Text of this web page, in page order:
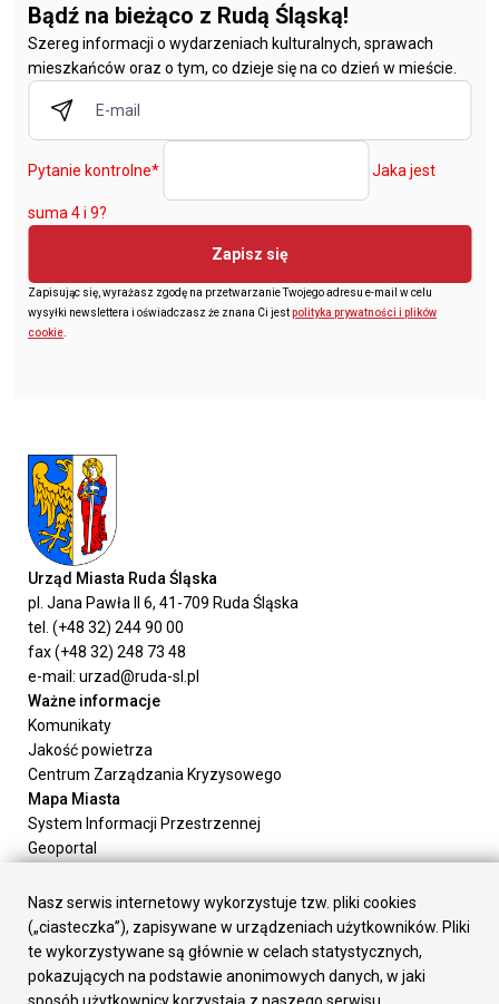
Bądź na bieżąco z Rudą Śląską!
Szereg informacji o wydarzeniach kulturalnych, sprawach
mieszkańców oraz o tym, co dzieje się na co dzień w mieście.
Pytanie kontrolne* Jaka jest
suma 4 i 9?
Zapisz się
Zapisując się, wyrażasz zgodę na przetwarzanie Twojego adresu e-mail w celu
wysyłki newslettera i oświadczasz że znana Ci jestpolityka prywatności i plików
cookie
Urząd Miasta Ruda Śląska
pl. Jana Pawła II 6, 41-709 Ruda Śląska
tel. (+48 32) 244 90 00
fax (+48 32) 248 73 48
e-mail: urzad@ruda-sl.pl
Ważne informacje
Komunikaty
Jakość powietrza
Centrum Zarządzania Kryzysowego
Mapa Miasta
System Informacji Przestrzennej
Geoportal
Załatw sprawę
Prezydent Miasta
Rada Miasta
Wydziały
Elektroniczna Skrzynka Podawcza
Nasz serwis internetowy wykorzystuje tzw. pliki cookies
(„ciasteczka”), zapisywane w urządzeniach użytkowników. Pliki
te wykorzystywane są głównie w celach statystycznych,
pokazujących na podstawie anonimowych danych, w jaki